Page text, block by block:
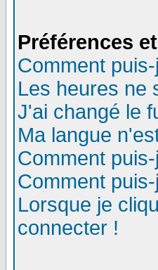
Préférences
Comment
Les heures ne
J'ai changé le
Ma langue
Comment
Comment
Lorsque je
connecter !